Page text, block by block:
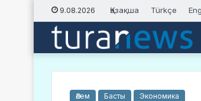
9.08.2026 Қазақша Türkçe
Әлем Басты Экономика